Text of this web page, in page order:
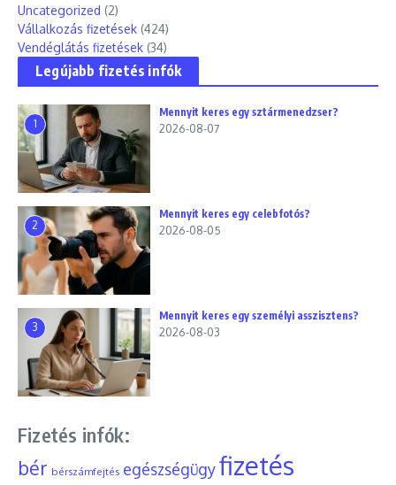
Uncategorized (2)
Vállalkozás fizetések (424)
Vendéglátás fizetések (34)
Legújabb fizetés infók
1
Mennyit keres egy sztármenedzser?
2026-08-07
2
Mennyit keres egy celebfotós?
2026-08-05
3
Mennyit keres egy személyi asszisztens?
2026-08-03
Fizetés infók:
bér bérszámfejtés egészségügyfizetés